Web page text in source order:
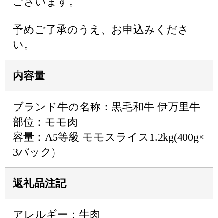
予めご了承のうえ、お申込みくださ
い。
内容量
ブランド牛の名称：黒毛和牛 伊万里牛
部位：モモ肉
容量：A5等級 モモスライス1.2kg(400g×
3パック)
返礼品注記
アレルギー：牛肉